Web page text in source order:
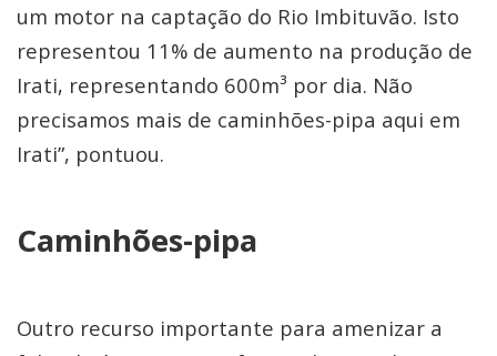
um motor na captação do Rio Imbituvão. Isto
representou 11% de aumento na produção de
Irati, representando 600m³ por dia. Não
precisamos mais de caminhões-pipa aqui em
Irati”, pontuou.
Caminhões-pipa
Outro recurso importante para amenizar a